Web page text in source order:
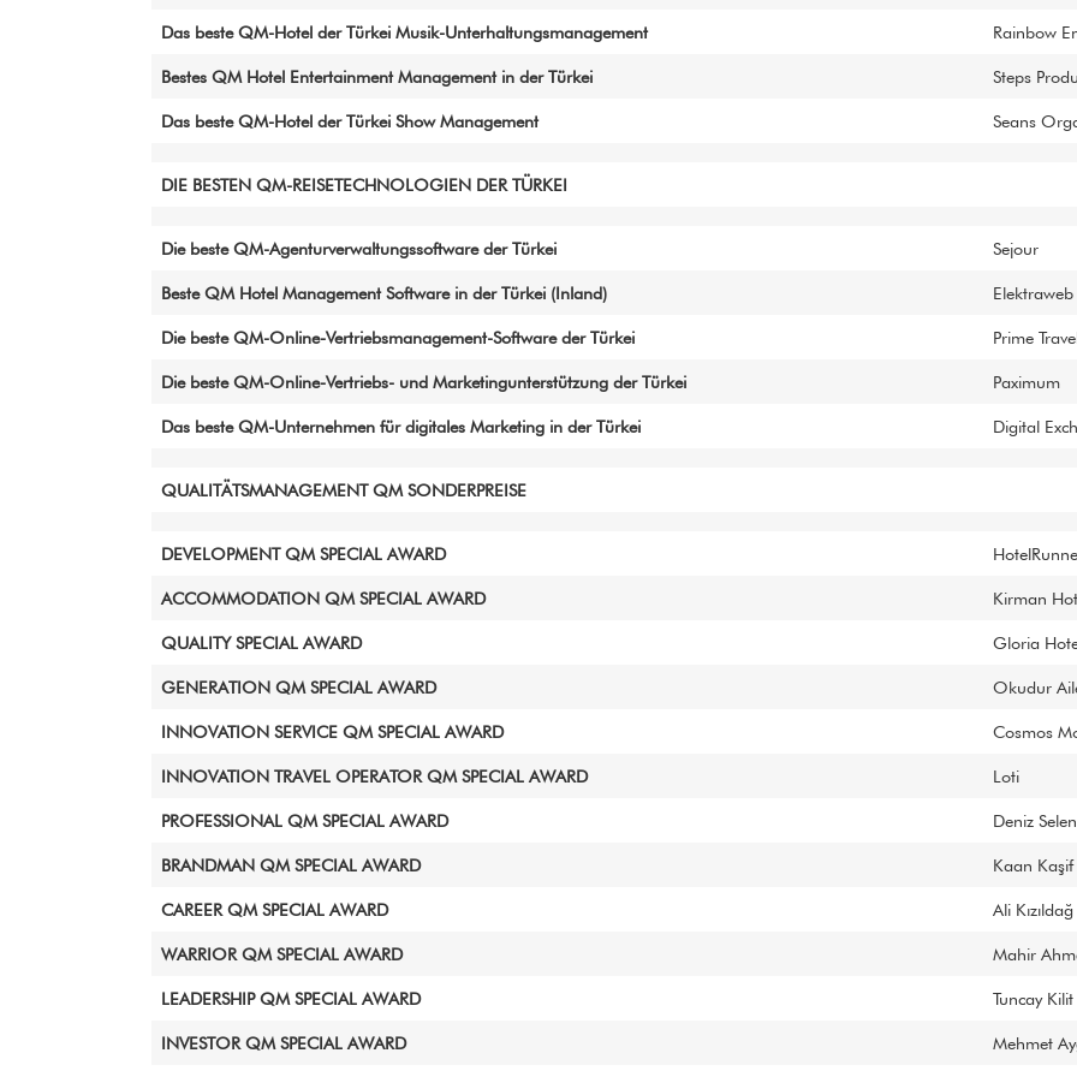
Das beste QM-Hotel der Türkei Musik-Unterhaltungsmanagement Rainbow
Bestes QM Hotel Entertainment Management in der Türkei Steps
Das beste QM-Hotel der Türkei Show Management Seans
DIE BESTEN QM-REISETECHNOLOGIEN DER TÜRKEI
Die beste QM-Agenturverwaltungssoftware der Türkei Sejour
Beste QM Hotel Management Software in der Türkei (Inland) Elektraweb
Die beste QM-Online-Vertriebsmanagement-Software der Türkei Prime
Die beste QM-Online-Vertriebs- und Marketingunterstützung der Türkei Paximum
Das beste QM-Unternehmen für digitales Marketing in der Türkei Digital
QUALITÄTSMANAGEMENT QM SONDERPREISE
DEVELOPMENT QM SPECIAL AWARD
ACCOMMODATION QM SPECIAL AWARD Kirman
QUALITY SPECIAL AWARD Gloria
GENERATION QM SPECIAL AWARD Okudur
INNOVATION SERVICE QM SPECIAL AWARD Cosmos
INNOVATION TRAVEL OPERATOR QM SPECIAL AWARD Loti
PROFESSIONAL QM SPECIAL AWARD Deniz
BRANDMAN QM SPECIAL AWARD Kaan
CAREER QM SPECIAL AWARD Ali Kızıldağ
WARRIOR QM SPECIAL AWARD Mahir
LEADERSHIP QM SPECIAL AWARD Tuncay Kilit
INVESTOR QM SPECIAL AWARD Mehmet